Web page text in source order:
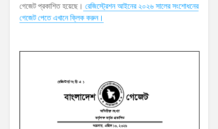
গেজেট প্রকাশিত হয়েছে। রেজিস্ট্রেশন আইনের ২০২৬ সালের সংশোধনের
গেজেট পেতে এখানে ক্লিক করুন।